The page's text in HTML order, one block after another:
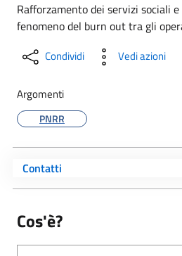
Rafforzamento dei servizi sociali
fenomeno del burn out tra gli
Condividi Vedi azioni
Argomenti
PNRR
Contatti
Cos'è?